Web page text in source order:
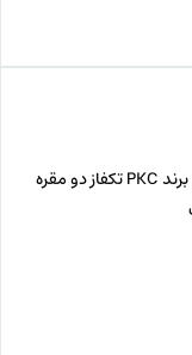
خازن فشار متوسط روغنی برند PKC تکفاز دو مقره